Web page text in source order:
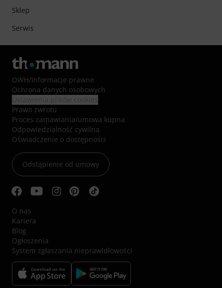
Sklep
Serwis
OWH/Informacje prawne
Ochrona danych osobowych
Prawo zwrotu
Proces zamawiania/umowa kupna
Odpowiedzialność cywilna
Oświadczenie o dostępności
Odstąpienie od umowy
O nas
Kariera
Blog
Ogłoszenia
System zgłaszania nieprawidłowości